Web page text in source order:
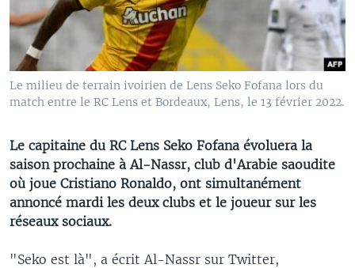
Le milieu de terrain ivoirien de Lens Seko Fofana lors du
match entre le RC Lens et Bordeaux, Lens, le 13 février 2022.
Le capitaine du RC Lens Seko Fofana évoluera la
saison prochaine à Al-Nassr, club d'Arabie saoudite
où joue Cristiano Ronaldo, ont simultanément
annoncé mardi les deux clubs et le joueur sur les
réseaux sociaux.
"Seko est là", a écrit Al-Nassr sur Twitter,